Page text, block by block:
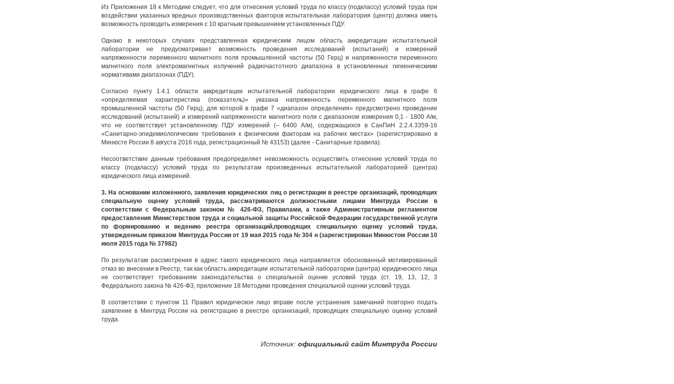
Из Приложения 18 к Методике следует, что для отнесения условий труда по классу (подклассу) условий труда при
воздействии указанных вредных производственных факторов испытательная лаборатория (центр) должна иметь
возможность проводить измерения с 10 кратным превышением установленных ПДУ.
Однако в некоторых случаях представленная юридическим лицом область аккредитации испытательной
лаборатории не предусматривает возможность проведения исследований (испытаний) и измерений
напряженности переменного магнитного поля промышленной частоты (50 Герц) и напряженности переменного
магнитного поля электромагнитных излучений радиочастотного диапазона в установленных гигиеническими
нормативами диапазонах (ПДУ).
Согласно пункту 1.4.1 области аккредитации испытательной лаборатории юридического лица в графе 6
«определяемая характеристика (показатель)» указана напряженность переменного магнитного поля
промышленной частоты (50 Герц), для которой в графе 7 «диапазон определения» предусмотрено проведение
исследований (испытаний) и измерений напряженности магнитного поля с диапазоном измерения 0,1 - 1800 А/м,
что не соответствует установленному ПДУ измерений (– 6400 А/м), содержащихся в СанПиН 2.2.4.3359-16
«Санитарно-эпидемиологические требования к физическим факторам на рабочих местах» (зарегистрировано в
Минюсте России 8 августа 2016 года, регистрационный № 43153) (далее - Санитарные правила).
Несоответствие данным требования предопределяет невозможность осуществить отнесение условий труда по
классу (подклассу) условий труда по результатам произведенных испытательной лабораторией (центра)
юридического лица измерений.
3. На основании изложенного, заявления юридических лиц о регистрации в реестре организаций, проводящих
специальную оценку условий труда, рассматриваются должностными лицами Минтруда России в
соответствии с Федеральным законом № 426-ФЗ, Правилами, а также Административным регламентом
предоставления Министерством труда и социальной защиты Российской Федерации государственной услуги
по формированию и ведению реестра организаций,проводящих специальную оценку условий труда,
утвержденным приказом Минтруда России от 19 мая 2015 года № 304 н (зарегистрирован Минюстом России 10
июля 2015 года № 37982)
По результатам рассмотрения в адрес такого юридического лица направляется обоснованный мотивированный
отказ во внесении в Реестр, так как область аккредитации испытательной лаборатории (центра) юридического лица
не соответствует требованиям законодательства о специальной оценке условий труда (ст. 19, 13, 12, 3
Федерального закона № 426-ФЗ, приложение 18 Методики проведения специальной оценки условий труда.
В соответствии с пунктом 11 Правил юридическое лицо вправе после устранения замечаний повторно подать
заявление в Минтруд России на регистрацию в реестре организаций, проводящих специальную оценку условий
труда.
Источник: официальный сайт Минтруда России